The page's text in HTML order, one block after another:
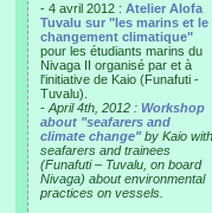
- 4 avril 2012 : Atelier Alofa
Tuvalu sur "les marins et le
changement climatique"
pour les étudiants marins du
Nivaga II organisé par et à
l'initiative de Kaio (Funafuti -
Tuvalu).
- April 4th, 2012 : Workshop
about "seafarers and
climate change"by Kaio with
seafarers and trainees
(Funafuti – Tuvalu, on board
Nivaga) about environmental
practices on vessels.